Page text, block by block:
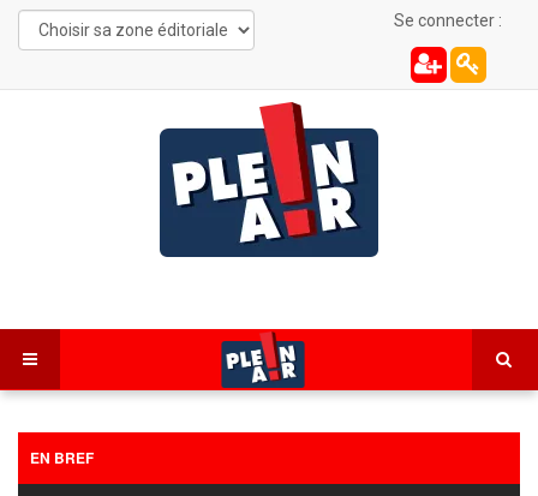
Se connecter :
EN BREF